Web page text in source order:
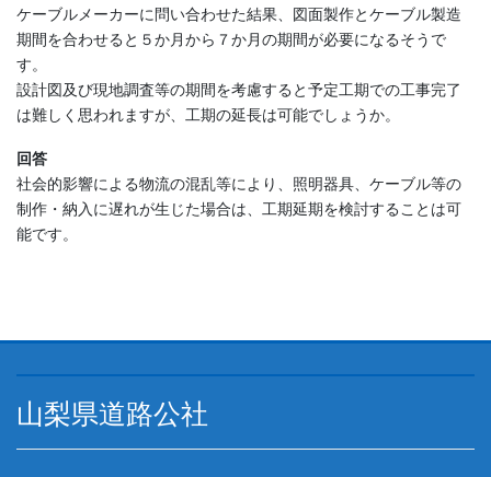
ケーブルメーカーに問い合わせた結果、図面製作とケーブル製造
期間を合わせると５か月から７か月の期間が必要になるそうで
す。
設計図及び現地調査等の期間を考慮すると予定工期での工事完了
は難しく思われますが、工期の延長は可能でしょうか。
回答
社会的影響による物流の混乱等により、照明器具、ケーブル等の
制作・納入に遅れが生じた場合は、工期延期を検討することは可
能です。
山梨県道路公社